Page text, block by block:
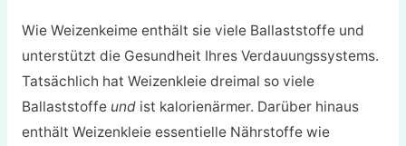
Wie Weizenkeime enthält sie viele Ballaststoffe und
unterstützt die Gesundheit Ihres Verdauungssystems.
Tatsächlich hat Weizenkleie dreimal so viele
Ballaststoffe undist kalorienärmer. Darüber hinaus
enthält Weizenkleie essentielle Nährstoffe wie